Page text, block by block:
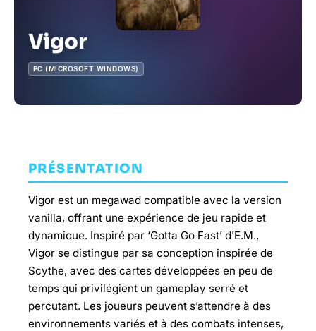
Vigor
PC (MICROSOFT WINDOWS)
PRÉSENTATION
Vigor est un megawad compatible avec la version
vanilla, offrant une expérience de jeu rapide et
dynamique. Inspiré par ‘Gotta Go Fast’ d’E.M.,
Vigor se distingue par sa conception inspirée de
Scythe, avec des cartes développées en peu de
temps qui privilégient un gameplay serré et
percutant. Les joueurs peuvent s’attendre à des
environnements variés et à des combats intenses,